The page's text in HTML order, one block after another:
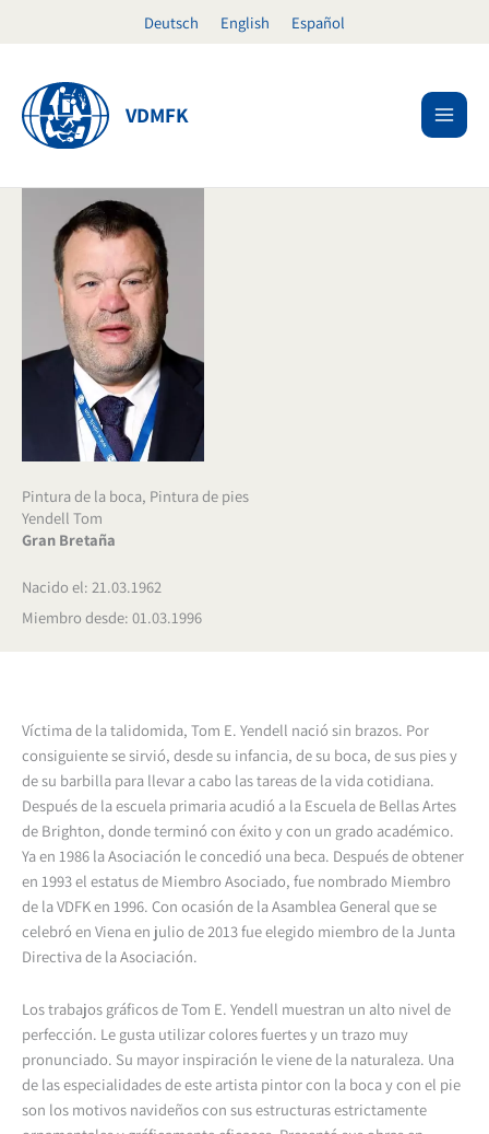
Deutsch English Español
VDMFK
Pintura de la boca, Pintura de pies
Yendell Tom
Gran Bretaña
Nacido el: 21.03.1962
Miembro desde: 01.03.1996
Víctima de la talidomida, Tom E. Yendell nació sin brazos. Por
consiguiente se sirvió, desde su infancia, de su boca, de sus pies y
de su barbilla para llevar a cabo las tareas de la vida cotidiana.
Después de la escuela primaria acudió a la Escuela de Bellas Artes
de Brighton, donde terminó con éxito y con un grado académico.
Ya en 1986 la Asociación le concedió una beca. Después de obtener
en 1993 el estatus de Miembro Asociado, fue nombrado Miembro
de la VDFK en 1996. Con ocasión de la Asamblea General que se
celebró en Viena en julio de 2013 fue elegido miembro de la Junta
Directiva de la Asociación.
Los trabajos gráficos de Tom E. Yendell muestran un alto nivel de
perfección. Le gusta utilizar colores fuertes y un trazo muy
pronunciado. Su mayor inspiración le viene de la naturaleza. Una
de las especialidades de este artista pintor con la boca y con el pie
son los motivos navideños con sus estructuras estrictamente